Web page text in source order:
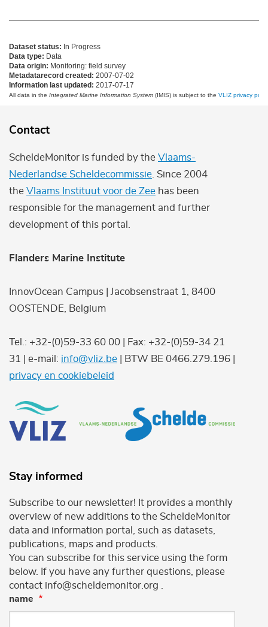
Dataset status: In Progress
Data type: Data
Data origin: Monitoring: field survey
Metadatarecord created: 2007-07-02
Information last updated: 2017-07-17
All data in the Integrated Marine Information System (IMIS) is subject to the VLIZ privacy
Contact
ScheldeMonitor is funded by the Vlaams-
Nederlandse Scheldecommissie . Since 2004
the Vlaams Instituut voor de Zee has been
responsible for the management and further
development of this portal.
Flanders Marine Institute
InnovOcean Campus | Jacobsenstraat 1, 8400
OOSTENDE, Belgium
Tel.: +32-(0)59-33 60 00 | Fax: +32-(0)59-34 21
31 | e-mail: info@vliz.be | BTW BE 0466.279.196 |
privacy en cookiebeleid
Stay informed
Subscribe to our newsletter! It provides a monthly
overview of new additions to the ScheldeMonitor
data and information portal, such as datasets,
publications, maps and products.
You can subscribe for this service using the form
below. If you have any further questions, please
contact info@scheldemonitor.org .
name